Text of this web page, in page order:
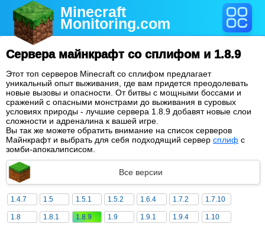
Minecraft
Monitoring.com
Сервера майнкрафт со сплифом и 1.8.9
Этот топ серверов Minecraft со сплифом предлагает
уникальный опыт выживания, где вам придется преодолевать
новые вызовы и опасности. От битвы с мощными боссами и
сражений с опасными монстрами до выживания в суровых
условиях природы - лучшие сервера 1.8.9 добавят новые слои
сложности и адреналина к вашей игре.
Вы так же можете обратить внимание на список серверов
Майнкрафт и выбрать для себя подходящий сервер сплиф с
зомби-апокалипсисом.
Все версии
1.4.7 1.5 1.5.1 1.5.2 1.6.4 1.7.2 1.7.10
1.8 1.8.1 1.8.9 1.9 1.9.1 1.9.4 1.10